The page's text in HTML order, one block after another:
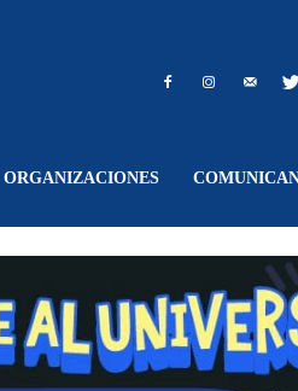
ORGANIZACIONES